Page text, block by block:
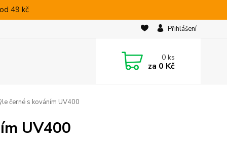
49 kč
Přihlášení
0ks
za 0 Kč
černé s kováním UV400
UV400